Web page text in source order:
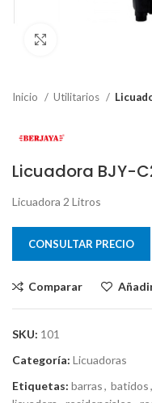
Inicio Utilitarios
Licuadora BJY-
Licuadora 2 Litros
CONSULTAR PRECIO
Comparar
SKU: 101
Categoría: Licuadoras
Etiquetas: barras, batidos,